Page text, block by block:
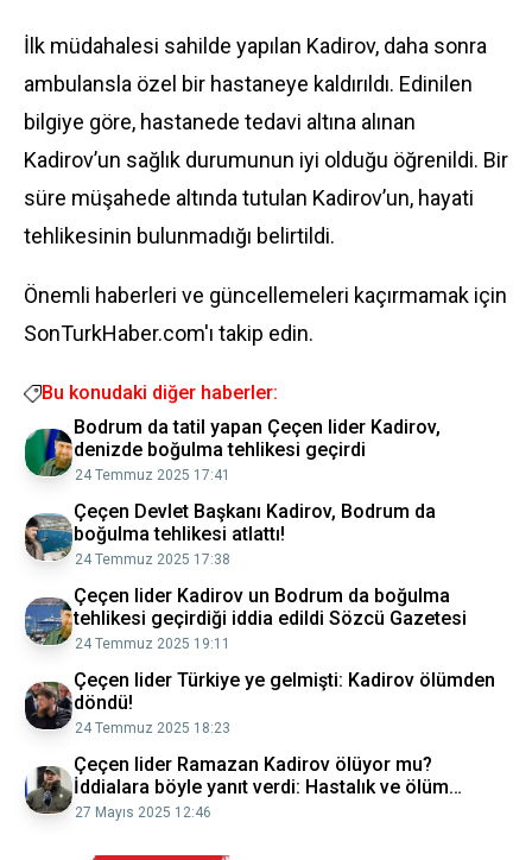
İlk müdahalesi sahilde yapılan Kadirov, daha sonra
ambulansla özel bir hastaneye kaldırıldı. Edinilen
bilgiye göre, hastanede tedavi altına alınan
Kadirov’un sağlık durumunun iyi olduğu öğrenildi. Bir
süre müşahede altında tutulan Kadirov’un, hayati
tehlikesinin bulunmadığı belirtildi.
Önemli haberleri ve güncellemeleri kaçırmamak için
SonTurkHaber.com'ı takip edin.
Bu konudaki diğer haberler:
Bodrum da tatil yapan Çeçen lider Kadirov,
denizde boğulma tehlikesi geçirdi
24 Temmuz 2025 17:41
Çeçen Devlet Başkanı Kadirov, Bodrum da
boğulma tehlikesi atlattı!
24 Temmuz 2025 17:38
Çeçen lider Kadirov un Bodrum da boğulma
tehlikesi geçirdiği iddia edildi Sözcü Gazetesi
24 Temmuz 2025 19:11
Çeçen lider Türkiye ye gelmişti: Kadirov ölümden
döndü!
24 Temmuz 2025 18:23
Çeçen lider Ramazan Kadirov ölüyor mu?
İddialara böyle yanıt verdi: Hastalık ve ölüm
herkesin sonudur
27 Mayıs 2025 12:46